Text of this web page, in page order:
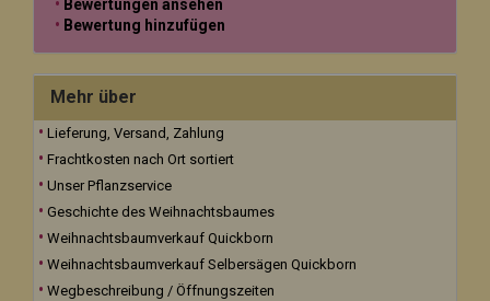
Bewertungen ansehen
Bewertung hinzufügen
Mehr über
Lieferung, Versand, Zahlung
Frachtkosten nach Ort sortiert
Unser Pflanzservice
Geschichte des Weihnachtsbaumes
Weihnachtsbaumverkauf Quickborn
Weihnachtsbaumverkauf Selbersägen Quickborn
Wegbeschreibung / Öffnungszeiten